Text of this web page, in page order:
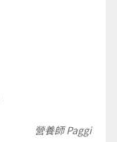
營養師 Paggi